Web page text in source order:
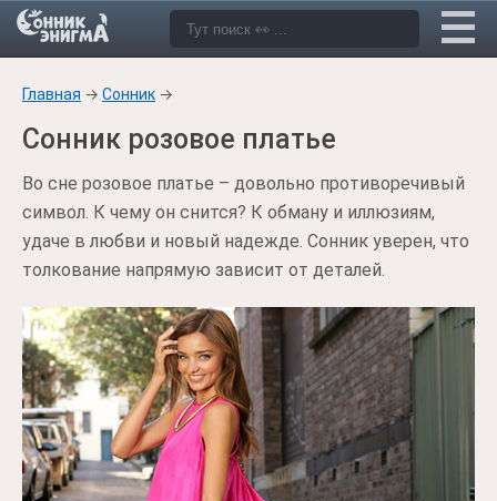
Главная → Сонник →
Сонник розовое платье
Во сне розовое платье – довольно противоречивый
символ. К чему он снится? К обману и иллюзиям,
удаче в любви и новый надежде. Сонник уверен, что
толкование напрямую зависит от деталей.